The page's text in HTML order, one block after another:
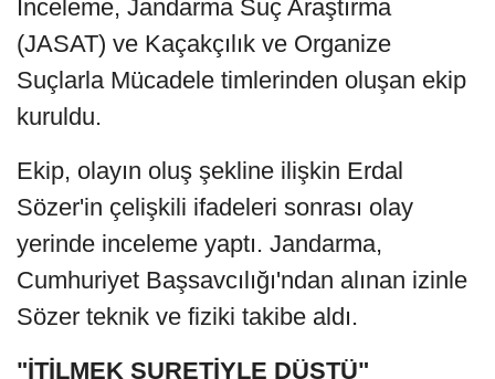
İnceleme, Jandarma Suç Araştırma
(JASAT) ve Kaçakçılık ve Organize
Suçlarla Mücadele timlerinden oluşan ekip
kuruldu.
Ekip, olayın oluş şekline ilişkin Erdal
Sözer'in çelişkili ifadeleri sonrası olay
yerinde inceleme yaptı. Jandarma,
Cumhuriyet Başsavcılığı'ndan alınan izinle
Sözer teknik ve fiziki takibe aldı.
"İTİLMEK SURETİYLE DÜŞTÜ"